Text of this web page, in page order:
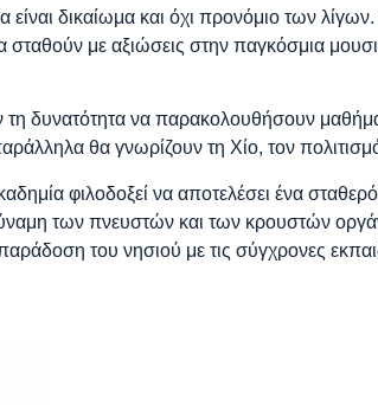
είναι δικαίωμα και όχι προνόμιο των
σταθούν με αξιώσεις στην παγκόσμια
δυνατότητα να παρακολουθήσουν
θα γνωρίζουν τη Χίο, τον
φιλοδοξεί να αποτελέσει ένα
των πνευστών και των κρουστών
του νησιού με τις σύγχρονες